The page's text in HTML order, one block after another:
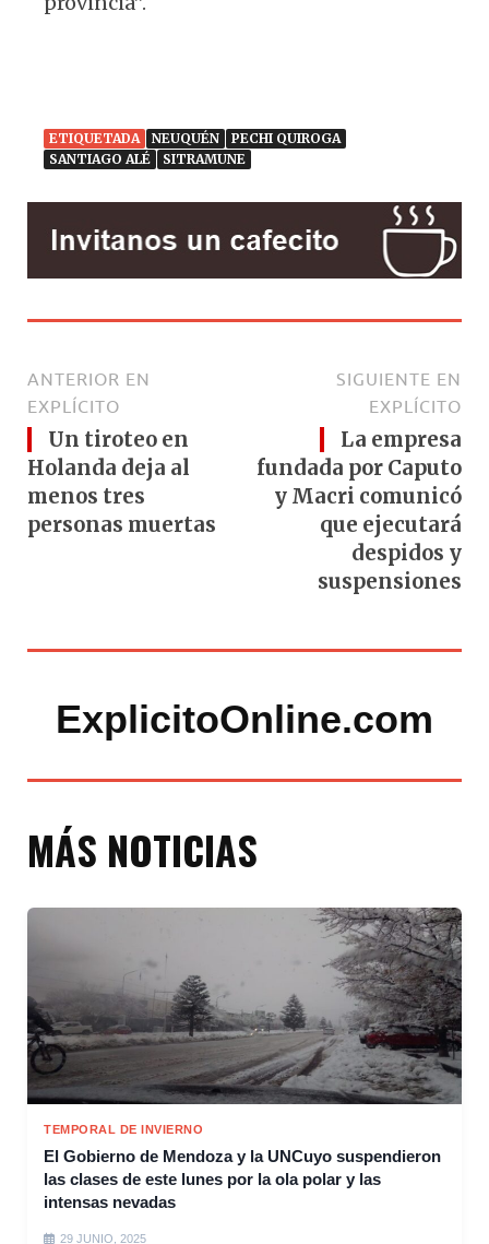
ETIQUETADA NEUQUÉN
PECHI QUIROGA
SANTIAGO ALÉ
SITRAMUNE
ANTERIOR EN
EXPLÍCITO
Un tiroteo en
Holanda deja al
menos tres
personas muertas
SIGUIENTE EN
EXPLÍCITO
La empresa
fundada por Caputo
y Macri comunicó
que ejecutará
despidos y
suspensiones
ExplicitoOnline.com
MÁS NOTICIAS
TEMPORAL DE INVIERNO
El Gobierno de Mendoza y la UNCuyo suspendieron
las clases de este lunes por la ola polar y las
intensas nevadas
29 JUNIO, 2025